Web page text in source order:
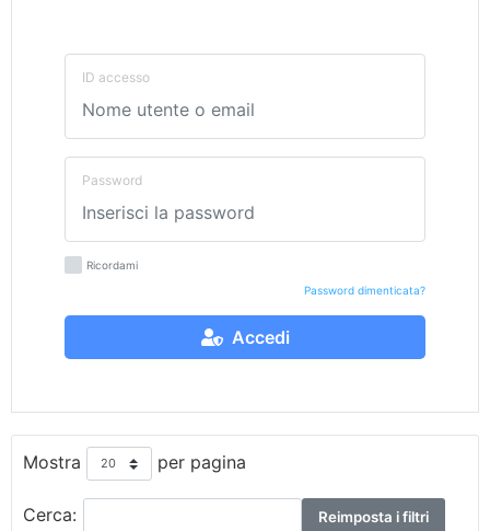
ID accesso
Password
Ricordami
Password dimenticata?
Accedi
Mostra per pagina
Cerca: Reimposta i filtri